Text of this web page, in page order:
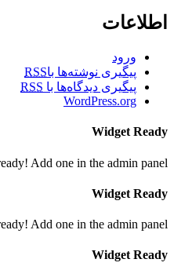
اطلاعات
ورود
پیگیری نوشته‌ها باRSS
پیگیری دیدگاه‌ها با RSS
WordPress.org
Widget Ready
Add one in the admin panel.
Widget Ready
Add one in the admin panel.
Widget Ready